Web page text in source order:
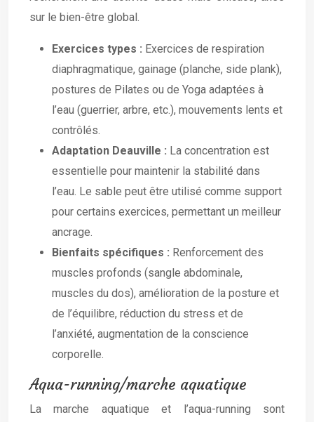
sur le bien-être global.
Exercices types : Exercices de respiration
diaphragmatique, gainage (planche, side plank),
postures de Pilates ou de Yoga adaptées à
l’eau (guerrier, arbre, etc.), mouvements lents et
contrôlés.
Adaptation Deauville : La concentration est
essentielle pour maintenir la stabilité dans
l’eau. Le sable peut être utilisé comme support
pour certains exercices, permettant un meilleur
ancrage.
Bienfaits spécifiques : Renforcement des
muscles profonds (sangle abdominale,
muscles du dos), amélioration de la posture et
de l’équilibre, réduction du stress et de
l’anxiété, augmentation de la conscience
corporelle.
Aqua-running/marche aquatique
La marche aquatique et l’aqua-running sont